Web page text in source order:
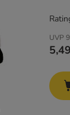
UVP